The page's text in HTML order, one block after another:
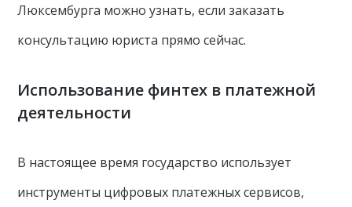
Люксембурга можно узнать, если заказать
консультацию юриста прямо сейчас.
Использование финтех в платежной
деятельности
В настоящее время государство использует
инструменты цифровых платежных сервисов,